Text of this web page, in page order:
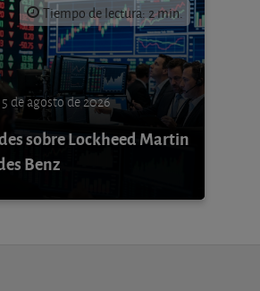
Tiempo de lectura: 2 min.
de agosto de 2026
sobre Lockheed Martin
Benz